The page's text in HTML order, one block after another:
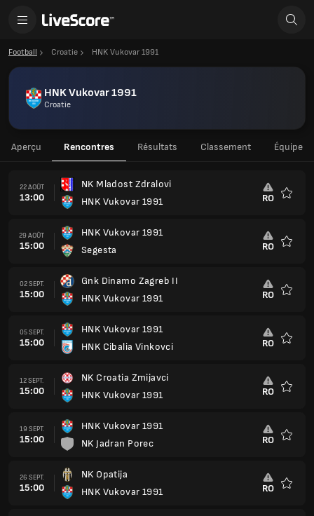
Football Croatie HNK Vukovar 1991
HNK Vukovar 1991
Croatie
Aperçu Rencontres Résultats Classement Équipe
22 AOÛT
13:00
NK Mladost Zdralovi
HNK Vukovar 1991
RO
29 AOÛT
15:00
HNK Vukovar 1991
Segesta
RO
02 SEPT.
15:00
Gnk Dinamo Zagreb II
HNK Vukovar 1991
RO
05 SEPT.
15:00
HNK Vukovar 1991
HNK Cibalia Vinkovci
RO
12 SEPT.
15:00
NK Croatia Zmijavci
HNK Vukovar 1991
RO
19 SEPT.
15:00
HNK Vukovar 1991
NK Jadran Porec
RO
26 SEPT.
15:00
NK Opatija
HNK Vukovar 1991
RO